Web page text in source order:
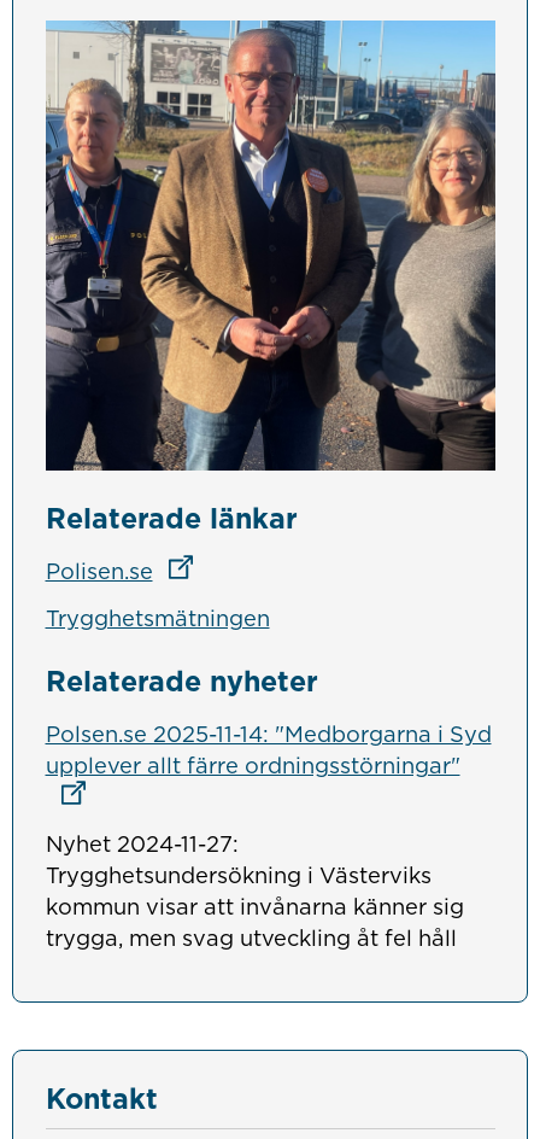
Relaterade länkar
Polisen.seLänk till annan webbplats
Trygghetsmätningen
Relaterade nyheter
Polsen.se 2025-11-14: "Medborgarna i Syd
upplever allt färre ordningsstörningar"Länk
Nyhet 2024-11-27:
Trygghetsundersökning i Västerviks
kommun visar att invånarna känner sig
trygga, men svag utveckling åt fel håll
Kontakt